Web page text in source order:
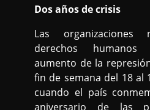
Dos años de crisis
Las organizaciones
derechos
aumento de la
fin de semana del 18 al
cuando el país
aniversario de las